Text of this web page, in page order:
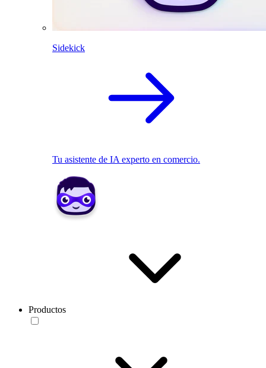
Sidekick
Tu asistente de IA experto en comercio.
Productos